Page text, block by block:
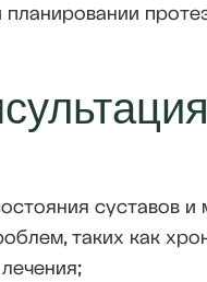
суставов
таких как